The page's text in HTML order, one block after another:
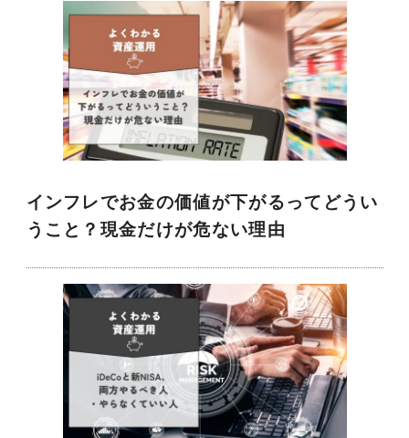
インフレでお金の価値が下がるってどうい
うこと？現金だけが危ない理由